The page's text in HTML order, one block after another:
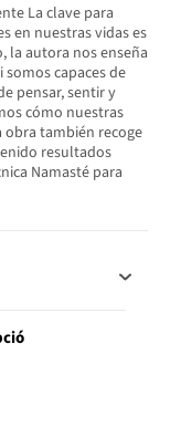
La clave para
en nuestras vidas es
la autora nos enseña
capaces de
pensar, sentir y
cómo nuestras
obra también recoge
resultados
Namasté para